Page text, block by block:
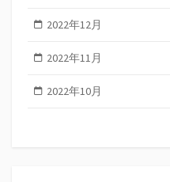
2022年12月
2022年11月
2022年10月